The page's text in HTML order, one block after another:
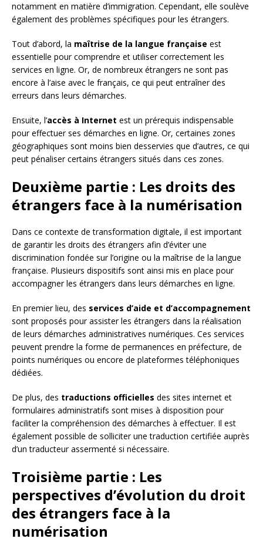
notamment en matière d’immigration. Cependant, elle soulève
également des problèmes spécifiques pour les étrangers.
Tout d’abord, la maîtrise de la langue française est
essentielle pour comprendre et utiliser correctement les
services en ligne. Or, de nombreux étrangers ne sont pas
encore à l’aise avec le français, ce qui peut entraîner des
erreurs dans leurs démarches.
Ensuite, l’accès à Internet est un prérequis indispensable
pour effectuer ses démarches en ligne. Or, certaines zones
géographiques sont moins bien desservies que d’autres, ce qui
peut pénaliser certains étrangers situés dans ces zones.
Deuxième partie : Les droits des
étrangers face à la numérisation
Dans ce contexte de transformation digitale, il est important
de garantir les droits des étrangers afin d’éviter une
discrimination fondée sur l’origine ou la maîtrise de la langue
française. Plusieurs dispositifs sont ainsi mis en place pour
accompagner les étrangers dans leurs démarches en ligne.
En premier lieu, des services d’aide et d’accompagnement
sont proposés pour assister les étrangers dans la réalisation
de leurs démarches administratives numériques. Ces services
peuvent prendre la forme de permanences en préfecture, de
points numériques ou encore de plateformes téléphoniques
dédiées.
De plus, des traductions officielles des sites internet et
formulaires administratifs sont mises à disposition pour
faciliter la compréhension des démarches à effectuer. Il est
également possible de solliciter une traduction certifiée auprès
d’un traducteur assermenté si nécessaire.
Troisième partie : Les
perspectives d’évolution du droit
des étrangers face à la
numérisation